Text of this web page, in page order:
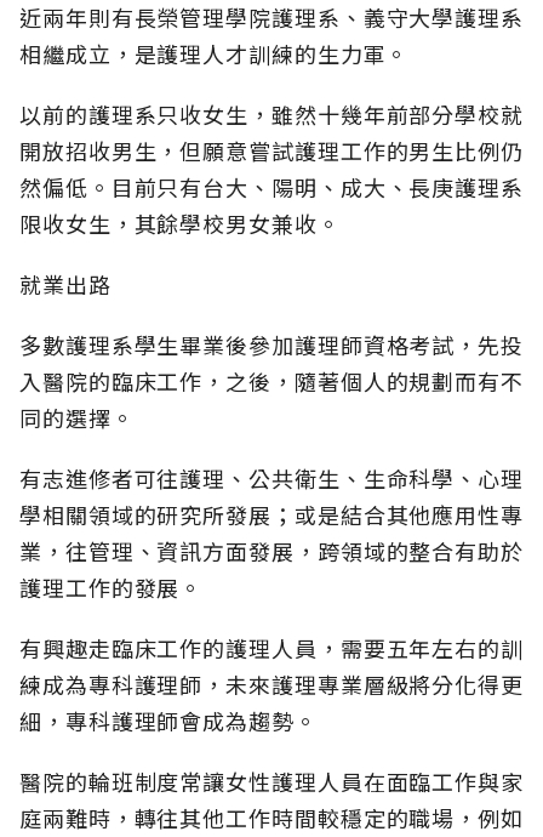
近兩年則有長榮管理學院護理系、義守大學護理系
相繼成立，是護理人才訓練的生力軍。
以前的護理系只收女生，雖然十幾年前部分學校就
開放招收男生，但願意嘗試護理工作的男生比例仍
然偏低。目前只有台大、陽明、成大、長庚護理系
限收女生，其餘學校男女兼收。
就業出路
多數護理系學生畢業後參加護理師資格考試，先投
入醫院的臨床工作，之後，隨著個人的規劃而有不
同的選擇。
有志進修者可往護理、公共衛生、生命科學、心理
學相關領域的研究所發展；或是結合其他應用性專
業，往管理、資訊方面發展，跨領域的整合有助於
護理工作的發展。
有興趣走臨床工作的護理人員，需要五年左右的訓
練成為專科護理師，未來護理專業層級將分化得更
細，專科護理師會成為趨勢。
醫院的輪班制度常讓女性護理人員在面臨工作與家
庭兩難時，轉往其他工作時間較穩定的職場，例如